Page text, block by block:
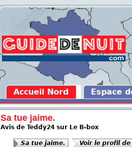
Accueil Nord Espace
Sa tue jaime.
Avis de Teddy24 sur Le B-box
Sa tue jaime. Voir le profil de